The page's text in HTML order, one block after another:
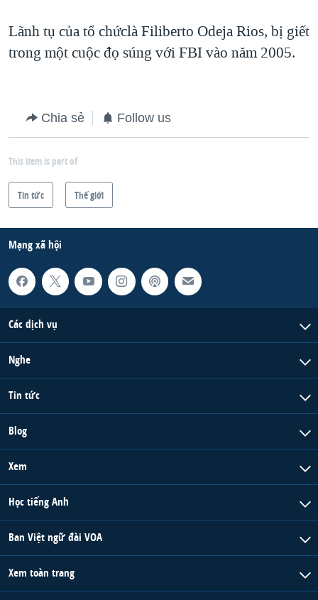
Lãnh tụ của tổ chứclà Filiberto Odeja Rios, bị giết
trong một cuộc đọ súng với FBI vào năm 2005.
Chia sẻ Follow us
This item is part of
Tin tức Thế giới
Mạng xã hội
Các dịch vụ
Nghe
Tin tức
Blog
Xem
Học tiếng Anh
Ban Việt ngữ đài VOA
Xem toàn trang